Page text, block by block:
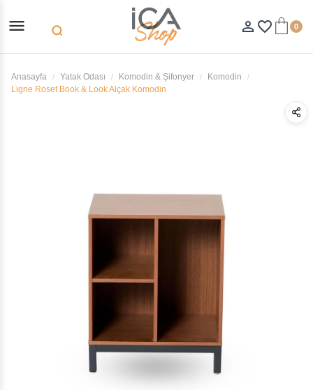
menu search person_outline favorite_border 0
Anasayfa Yatak Odası Komodin & Şifonyer
Komodin
Ligne Roset Book & Look Alçak Komodin